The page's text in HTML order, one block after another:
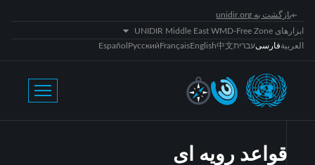
بازگشت به unidir.org
ابزارهای UNIDIR Middle East WMD-Free Zone
العربيةفارسیעברית中文
English
Français
Русский
Español
قواعد رویه ای